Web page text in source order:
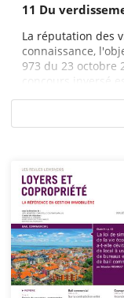
11 Du
La réputation des
connaissance,
973 du 23 octobre
concours inversé